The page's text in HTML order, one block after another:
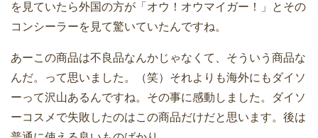
を見ていたら外国の方が「オウ！オウマイガー！」とその
コンシーラーを見て驚いていたんですね。
あーこの商品は不良品なんかじゃなくて、そういう商品な
んだ。って思いました。（笑）それよりも海外にもダイソ
ーって沢山あるんですね。その事に感動しました。ダイソ
ーコスメで失敗したのはこの商品だけだと思います。後は